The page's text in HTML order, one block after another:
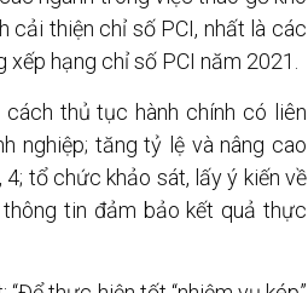
cải thiện chỉ số PCI, nhất là các
hạng chỉ số PCI năm 2021.
thủ tục hành chính có liên
nghiệp; tăng tỷ lệ và nâng cao
tổ chức khảo sát, lấy ý kiến về
tin đảm bảo kết quả thực